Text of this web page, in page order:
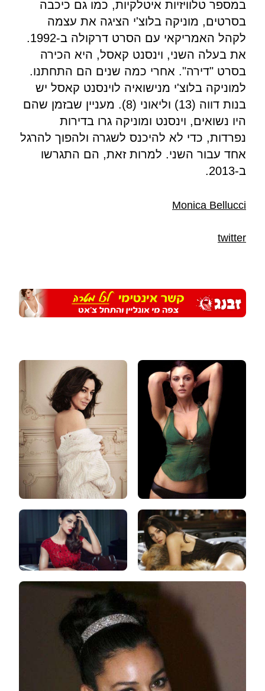
במספר טלוויזיות איטלקיות, כמו גם כיכבה
בסרטים, מוניקה בלוצ'י הציגה את עצמה
לקהל האמריקאי עם הסרט דרקולה ב-1992.
את בעלה השני, וינסנט קאסל, היא הכירה
בסרט "דירה". אחרי כמה שנים הם התחתנו.
למוניקה בלוצ'י מנישואיה לוינסנט קאסל יש
בנות דווה (13) וליאוני (8). מעניין שבזמן שהם
היו נשואים, וינסנט ומוניקה גרו בדירות
נפרדות, כדי לא להיכנס לשגרה ולהפוך להרגל
אחד עבור השני. למרות זאת, הם התגרשו
ב-2013.
Monica Bellucci
twitter